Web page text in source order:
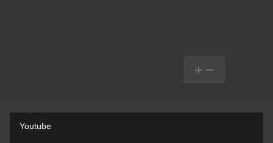
Youtube